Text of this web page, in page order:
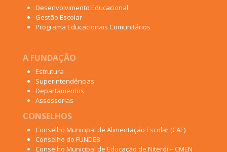
Desenvolvimento Educacional
Gestão Escolar
Programa Educacionais Comunitários
A FUNDAÇÃO
Estrutura
Superintendências
Departamentos
Assessorias
CONSELHOS
Conselho Municipal de Alimentação Escolar (CAE)
Conselho do FUNDEB
Conselho Municipal de Educação de Niterói – CMEN